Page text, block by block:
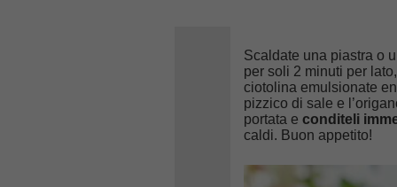
Scaldate una piastra o
per soli 2 minuti per
ciotolina emulsionate
pizzico di sale e
portata econditeli
caldi. Buon appetito!